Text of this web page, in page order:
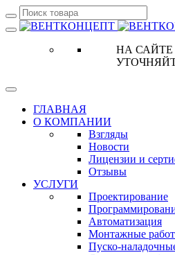
НА
ГЛАВНАЯ
О КОМПАНИИ
Взгляды
Новости
Лицензии и
Отзывы
УСЛУГИ
Проектирование
Автоматизация
Монтажные
Пуско-